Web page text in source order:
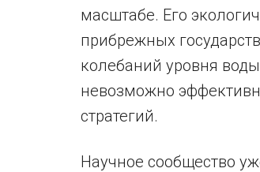
масштабе. Его
прибрежных
колебаний уровня
невозможно
стратегий.
Научное сообщество